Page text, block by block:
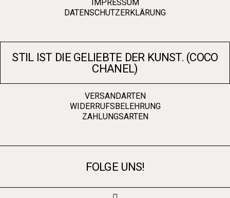
IMPRESSUM
DATENSCHUTZERKLÄRUNG
STIL IST DIE GELIEBTE DER KUNST. (COCO
CHANEL)
VERSANDARTEN
WIDERRUFSBELEHRUNG
ZAHLUNGSARTEN
FOLGE UNS!